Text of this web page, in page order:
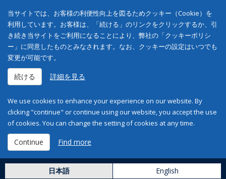
当サイトでは、お客様の利便性向上を図るためクッキー（Cookie）を
利用しています。お客様は、「続ける」のリンクをクリックするか、引
き続き当サイトをご利用になることにより、弊社の「クッキーポリシ
ー」に同意したものとみなされます。なお、クッキーの設定はいつでも
変更が可能です。
続ける 詳細を見る
We use cookies to enhance your experience on our website. By
clicking "continue" or continue using our website, you accept the use
of cookies. You can change the setting of cookies at any time.
Continue Find more
日本語 English